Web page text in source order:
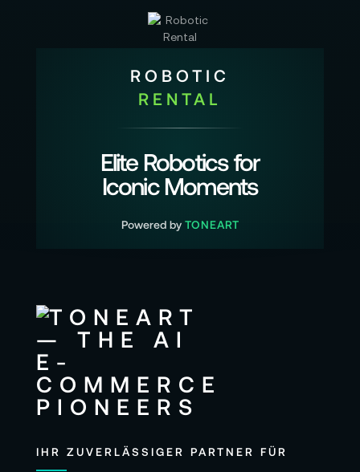
ROBOTIC
RENTAL
Elite Robotics for
Iconic Moments
Powered by TONEART
IHR ZUVERLÄSSIGER PARTNER FÜR